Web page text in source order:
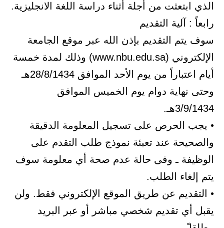
من أجلة أثناء دراسة اللغة الانجليزية.
التقديم
بإذن الله عبر موقع الجامعة
الإلكتروني (www.nbu.edu.sa) وذلك لمدة خمسة
أيام اعتباراً من يوم الأحد الموافق 28/8/1434هـ
دوام يوم الخميس الموافق
على تسجيل المعلومة الدقيقة
عند تعبئة نموذج طلب التقدم على
ـ وفى حالة عدم صحة أي معلومة سوف
الطلب.
عن طريق الموقع الإلكتروني فقط. ولن
شخصي مباشر أو عبر البريد